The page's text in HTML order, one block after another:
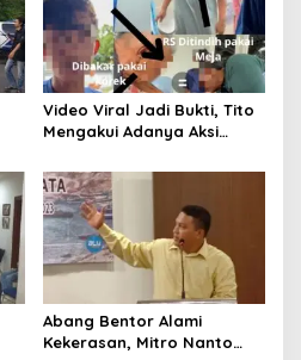
Video Viral Jadi Bukti, Tito
Mengakui Adanya Aksi
Sepihak RS
Abang Bentor Alami
Kekerasan, Mitro Nanto